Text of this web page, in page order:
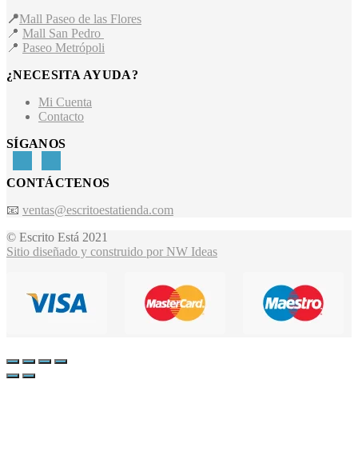
📍Mall Paseo de las Flores
📍 Mall San Pedro
📍 Paseo Metrópoli
¿NECESITA AYUDA?
Mi Cuenta
Contacto
SÍGANOS
CONTÁCTENOS
📧 ventas@escritoestatienda.com
© Escrito Está 2021
Sitio diseñado y construido por NW Ideas